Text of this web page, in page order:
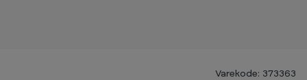
Varekode: 373363